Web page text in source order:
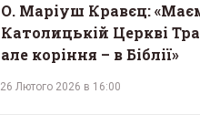
О. Маріуш Кравєц:
Католицькій Церкві
але коріння – в Біблії»
26 Лютого 2026 в 16:00